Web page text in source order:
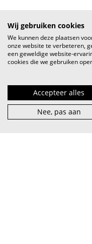
Wij gebruiken cookies
We kunnen deze plaatsen
onze website te verbeteren,
een geweldige website-
cookies die we gebruiken
Accepteer alles
Nee, pas aan